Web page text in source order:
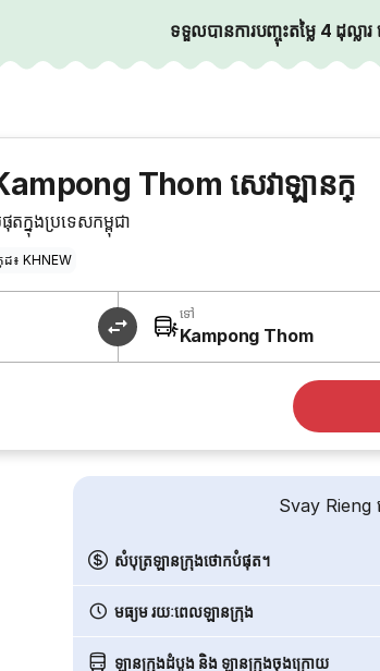
ទទួលបានការបញ្ចុះតម្លៃ 4 ដុល្លា
Thom សេវាឡានក្
ក្នុងប្រទេសកម្ពុជា
ដ៖ KHNEW
ទៅ
Kampong Thom
Svay Rieng
សំបុត្រឡានក្រុងថោកបំផុត។
មធ្យម រយៈពេលឡានក្រុង
ឡានក្រុងដំបូង និង ឡានក្រុងចុងក្រោយ